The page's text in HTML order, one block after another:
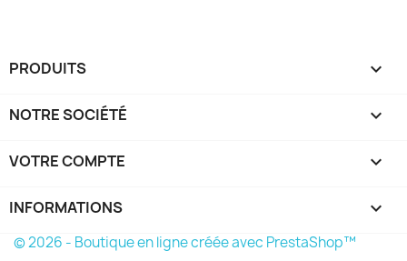
PRODUITS 
NOTRE SOCIÉTÉ 
VOTRE COMPTE 
INFORMATIONS keyboard_arrow_down
© 2026 - Boutique en ligne créée avec PrestaShop™